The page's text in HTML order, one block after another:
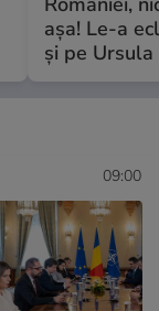
așa! Le-a
și pe
09:00